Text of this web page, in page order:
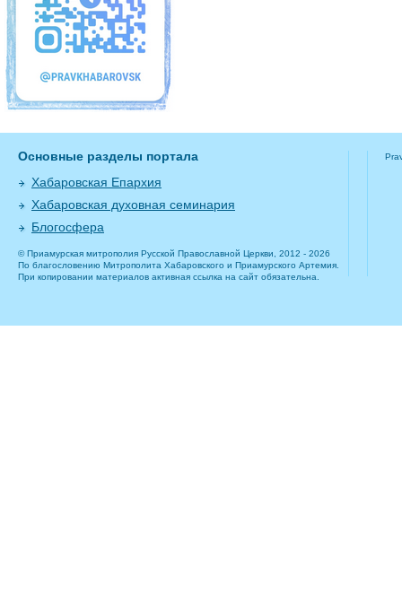
Основные разделы портала
Хабаровская Епархия
Хабаровская духовная семинария
Блогосфера
© Приамурская митрополия Русской Православной Церкви, 2012 - 2026
По благословению Митрополита Хабаровского и Приамурского Артемия.
При копировании материалов активная ссылка на сайт обязательна.